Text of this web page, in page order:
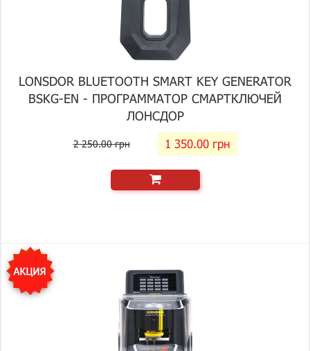
LONSDOR BLUETOOTH SMART KEY GENERATOR
BSKG-EN - ПРОГРАММАТОР СМАРТКЛЮЧЕЙ
ЛОНСДОР
2 250.00 грн 1 350.00 грн